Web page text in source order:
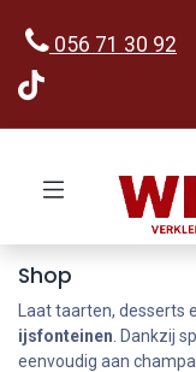
056 71 30 92
Shop
Laat taarten,
ijsfonteinen . Dankzij
eenvoudig aan